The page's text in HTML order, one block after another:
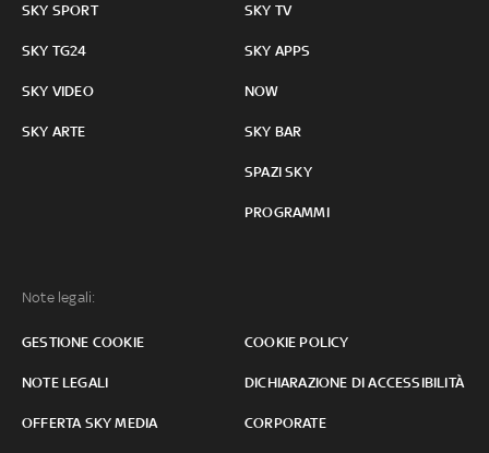
SKY SPORT
SKY TG24
SKY VIDEO
SKY ARTE
SKY TV
SKY APPS
NOW
SKY BAR
SPAZI SKY
PROGRAMMI
Note legali:
GESTIONE COOKIE COOKIE POLICY
NOTE LEGALI DICHIARAZIONE DI ACCESSIBILITÀ
OFFERTA SKY MEDIA CORPORATE